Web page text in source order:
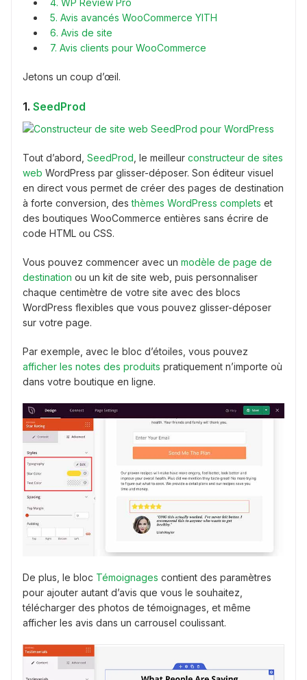
4. WP Review Pro
5. Avis avancés WooCommerce YITH
6. Avis de site
7. Avis clients pour WooCommerce
Jetons un coup d’œil.
1. SeedProd
Tout d’abord, SeedProd , le meilleur constructeur de sites
web WordPress par glisser-déposer. Son éditeur visuel
en direct vous permet de créer des pages de destination
à forte conversion, desthèmes WordPress complets et
des boutiques WooCommerce entières sans écrire de
code HTML ou CSS.
Vous pouvez commencer avec un modèle de page de
destination ou un kit de site web, puis personnaliser
chaque centimètre de votre site avec des blocs
WordPress flexibles que vous pouvez glisser-déposer
sur votre page.
Par exemple, avec le bloc d’étoiles, vous pouvez
afficher les notes des produits pratiquement n’importe où
dans votre boutique en ligne.
De plus, le bloc Témoignages contient des paramètres
pour ajouter autant d’avis que vous le souhaitez,
télécharger des photos de témoignages, et même
afficher les avis dans un carrousel coulissant.